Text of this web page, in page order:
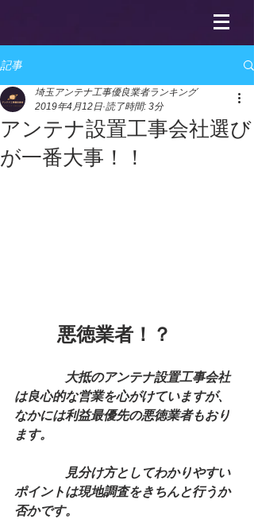
記事
アンテナ設置工事会社選び
が一番大事！！
埼玉アンテナ工事優良業者ランキング
2019年4月12日 読了時間: 3分
悪徳業者！？
大抵のアンテナ設置工事会社
は良心的な営業を心がけていますが、
なかには利益最優先の悪徳業者もおり
ます。
見分け方としてわかりやすい
ポイントは現地調査をきちんと行うか
否かです。